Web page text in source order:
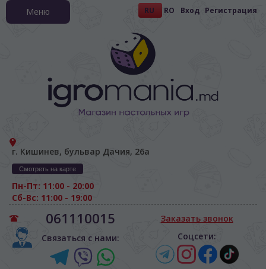
RU RO Вход Регистрация
г. Кишинев, бульвар Дачия, 26а
Смотреть на карте
Пн-Пт: 11:00 - 20:00
Сб-Вс: 11:00 - 19:00
061110015
Связаться с нами:
Заказать звонок
Соцсети:
Меню